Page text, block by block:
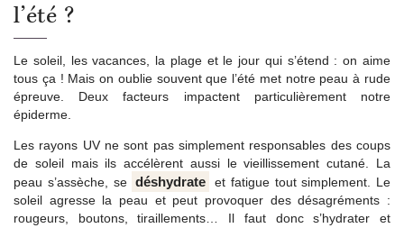
l’été ?
Le soleil, les vacances, la plage et le jour qui s’étend : on aime
tous ça ! Mais on oublie souvent que l’été met notre peau à rude
épreuve. Deux facteurs impactent particulièrement notre
épiderme.
Les rayons UV ne sont pas simplement responsables des coups
de soleil mais ils accélèrent aussi le vieillissement cutané. La
peau s’assèche, se déshydrate
et fatigue tout simplement. Le
soleil agresse la peau et peut provoquer des désagréments :
rougeurs, boutons, tiraillements… Il faut donc s’hydrater et